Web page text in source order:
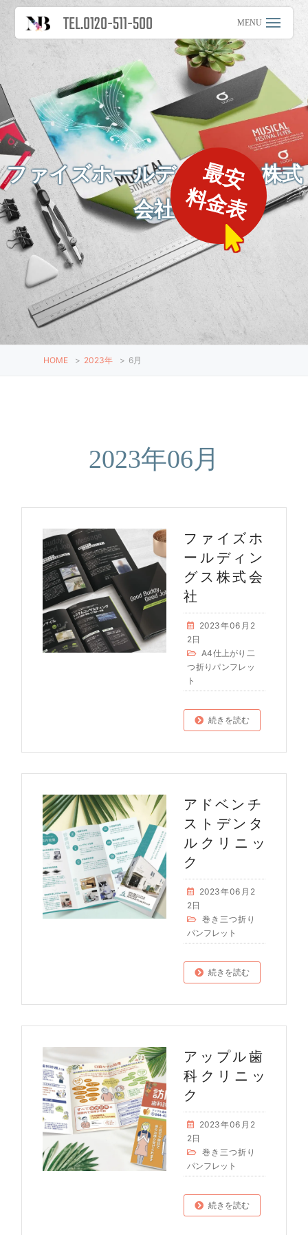
TEL.0120-511-500
ファイズホールディングス株式
会社
最安
料金表
HOME > 2023年 > 6月
2023年06月
ファイズホ
ールディン
グス株式会
社
2023年06月2
2日
A4仕上がり二
つ折りパンフレッ
ト
続きを読む
アドベンチ
ストデンタ
ルクリニッ
ク
2023年06月2
2日
巻き三つ折り
パンフレット
続きを読む
アップル歯
科クリニッ
ク
2023年06月2
2日
巻き三つ折り
パンフレット
続きを読む